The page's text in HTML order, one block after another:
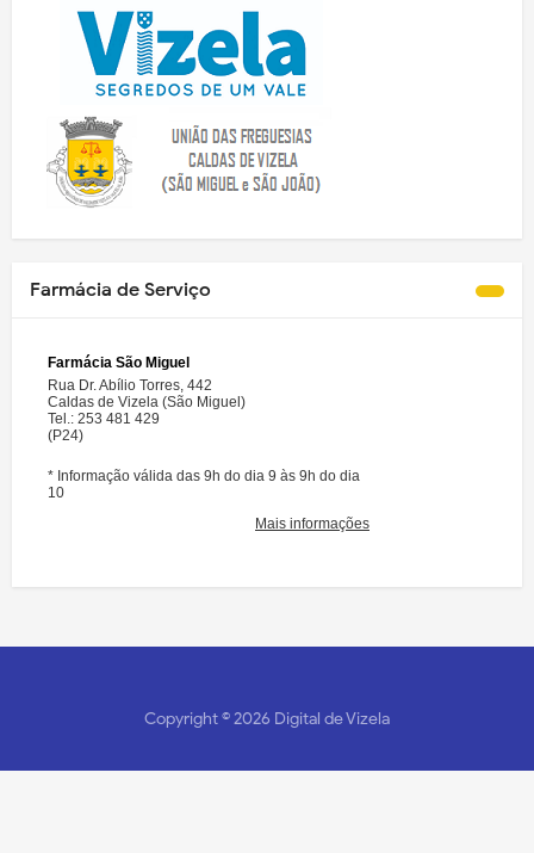
Farmácia de Serviço
Copyright ©2026 Digital de Vizela